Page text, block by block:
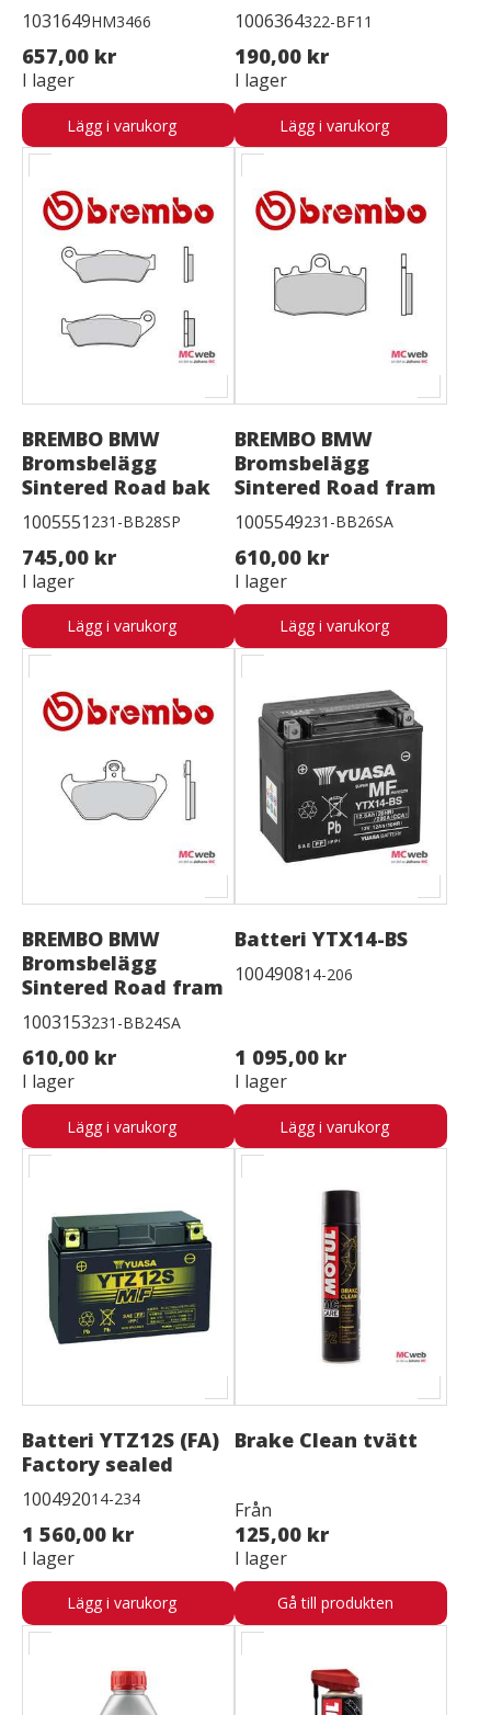
1031649HM3466
657,00 kr
I lager
Lägg i varukorg
1006364322-BF11
190,00 kr
I lager
Lägg i varukorg
BREMBO BMW
Bromsbelägg
Sintered Road bak
1005551 231-BB28SP
745,00 kr
I lager
Lägg i varukorg
BREMBO BMW
Bromsbelägg
Sintered Road fram
1005549231-BB26SA
610,00 kr
I lager
Lägg i varukorg
BREMBO BMW
Bromsbelägg
Sintered Road fram
1003153231-BB24SA
610,00 kr
I lager
Lägg i varukorg
Batteri YTX14-BS
100490814-206
1 095,00 kr
I lager
Lägg i varukorg
Batteri YTZ12S (FA)
Factory sealed
100492014-234
1 560,00 kr
I lager
Lägg i varukorg
Brake Clean tvätt
Från
125,00 kr
I lager
Gå till produkten